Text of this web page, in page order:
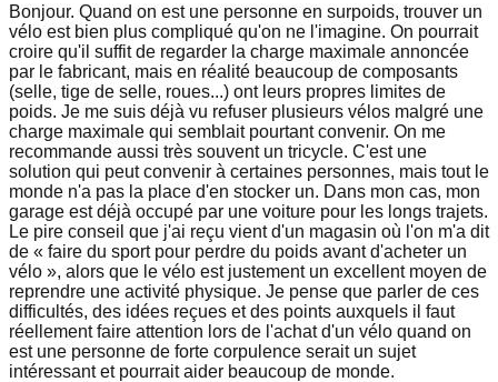
Bonjour. Quand on est une personne en surpoids, trouver un
vélo est bien plus compliqué qu'on ne l'imagine. On pourrait
croire qu'il suffit de regarder la charge maximale annoncée
par le fabricant, mais en réalité beaucoup de composants
(selle, tige de selle, roues...) ont leurs propres limites de
poids. Je me suis déjà vu refuser plusieurs vélos malgré une
charge maximale qui semblait pourtant convenir. On me
recommande aussi très souvent un tricycle. C'est une
solution qui peut convenir à certaines personnes, mais tout le
monde n'a pas la place d'en stocker un. Dans mon cas, mon
garage est déjà occupé par une voiture pour les longs trajets.
Le pire conseil que j'ai reçu vient d'un magasin où l'on m'a dit
de « faire du sport pour perdre du poids avant d'acheter un
vélo », alors que le vélo est justement un excellent moyen de
reprendre une activité physique. Je pense que parler de ces
difficultés, des idées reçues et des points auxquels il faut
réellement faire attention lors de l'achat d'un vélo quand on
est une personne de forte corpulence serait un sujet
intéressant et pourrait aider beaucoup de monde.